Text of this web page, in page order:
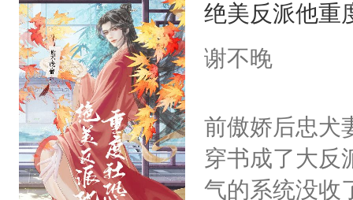
绝美反派他重
谢不晚
前傲娇后忠犬
穿书成了大反
气的系统没收